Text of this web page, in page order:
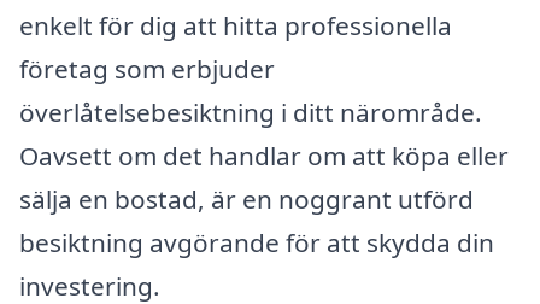
enkelt för dig att hitta professionella
företag som erbjuder
överlåtelsebesiktning i ditt närområde.
Oavsett om det handlar om att köpa eller
sälja en bostad, är en noggrant utförd
besiktning avgörande för att skydda din
investering.